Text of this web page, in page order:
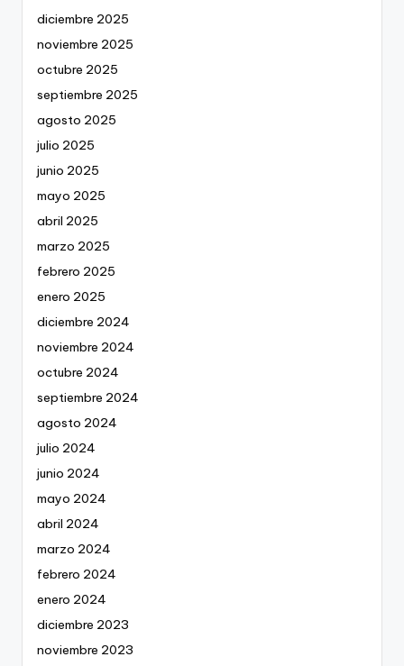
diciembre 2025
noviembre 2025
octubre 2025
septiembre 2025
agosto 2025
julio 2025
junio 2025
mayo 2025
abril 2025
marzo 2025
febrero 2025
enero 2025
diciembre 2024
noviembre 2024
octubre 2024
septiembre 2024
agosto 2024
julio 2024
junio 2024
mayo 2024
abril 2024
marzo 2024
febrero 2024
enero 2024
diciembre 2023
noviembre 2023